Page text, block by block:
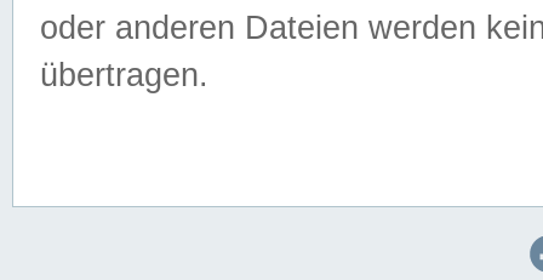
oder anderen Dateien werden
übertragen.